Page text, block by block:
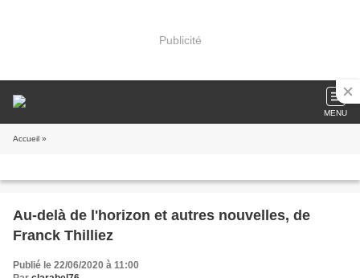
Publicité
MENU
Accueil »
Au-delà de l'horizon et autres nouvelles, de
Franck Thilliez
Publié le 22/06/2020 à 11:00